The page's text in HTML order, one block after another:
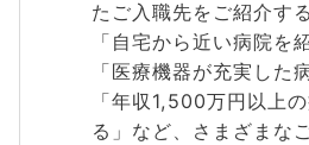
たご入職先をご紹介す
「自宅から近い病院を
「医療機器が充実した
「年収1,500万円以上
る」など、さまざまな